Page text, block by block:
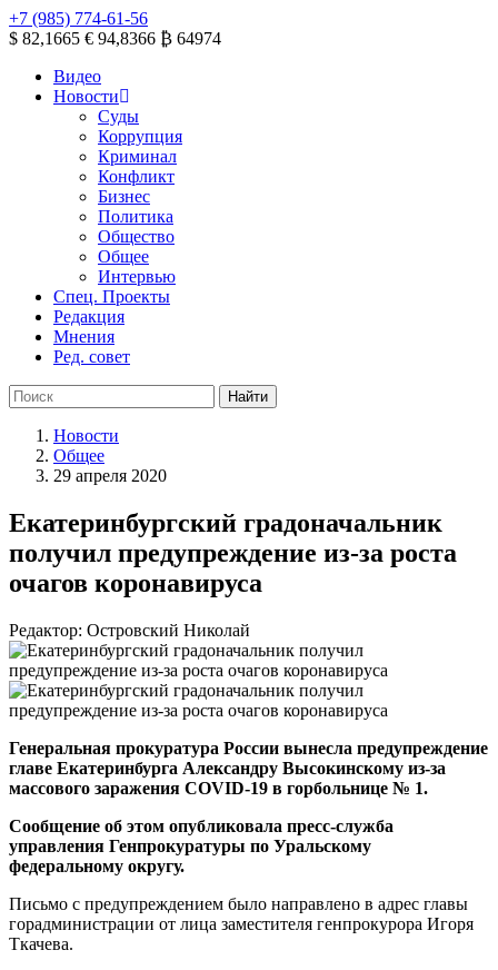
+7 (985) 774-61-56
$ 82,1665 € 94,8366 ₿ 64974
Видео
Новости
Суды
Коррупция
Криминал
Конфликт
Бизнес
Политика
Общество
Общее
Интервью
Спец. Проекты
Редакция
Мнения
Ред. совет
Новости
Общее
29 апреля 2020
Екатеринбургский градоначальник
получил предупреждение из-за роста
очагов коронавируса
Редактор: Островский Николай
Генеральная прокуратура России вынесла предупреждение
главе Екатеринбурга Александру Высокинскому из-за
массового заражения COVID-19 в горбольнице № 1.
Сообщение об этом опубликовала пресс-служба
управления Генпрокуратуры по Уральскому
федеральному округу.
Письмо с предупреждением было направлено в адрес главы
горадминистрации от лица заместителя генпрокурора Игоря
Ткачева.